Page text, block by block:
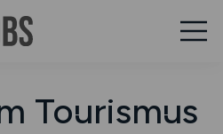
Tourismus